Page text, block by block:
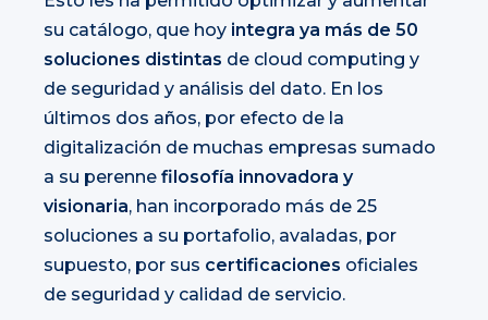
su catálogo, que hoy integra ya más de 50
soluciones distintas de cloud computing y
de seguridad y análisis del dato. En los
últimos dos años, por efecto de la
digitalización de muchas empresas sumado
a su perenne filosofía innovadora y
visionaria, han incorporado más de 25
soluciones a su portafolio, avaladas, por
supuesto, por sus certificaciones oficiales
de seguridad y calidad de servicio.